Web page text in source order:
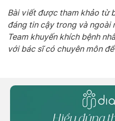
Bài viết được tham khảo từ
đáng tin cậy trong và ngoài
Team khuyến khích bệnh
với bác sĩ có chuyên môn